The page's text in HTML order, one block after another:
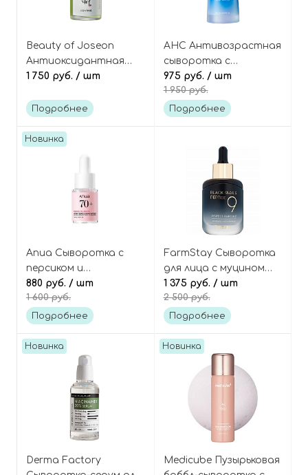
Beauty of Joseon
Антиоксидантная
успокаивающая
и зелёным чаем,
tea+Panthenol
1 750 руб. / шт
Подробнее
AHC Антивозрастная
сыворотка с
пробиотиками и
гиалуроновой
кислотой, Capture
975 руб. / шт
1 950 руб.
Подробнее
Новинка
Anua Сыворотка с
персиком и
ниацинамидом для
сияния кожи (мини-
версия), Peach 70%
880 руб. / шт
1 600 руб.
Подробнее
FarmStay Сыворотка
для лица с муцином
чёрной улитки и
пептидами Black snail
& peptide 9 perfect
1 375 руб. / шт
2 500 руб.
Подробнее
Новинка
Derma Factory
Новинка
Medicube Пузырьковая